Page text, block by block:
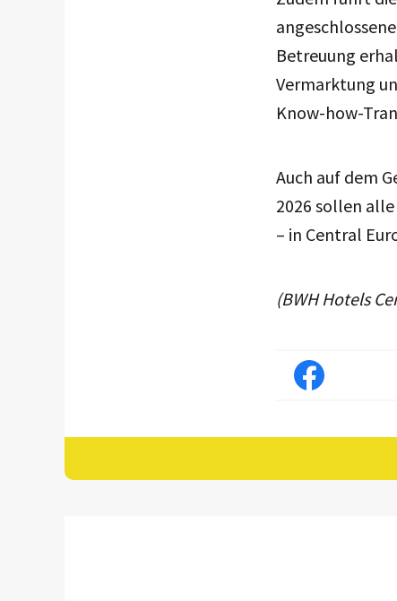
Betreuung
Vermarktung
Know-how-
Auch auf dem
2026 sollen
– in Central
(BWH Hotels